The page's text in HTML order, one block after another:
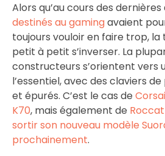
Alors qu’au cours des dernières
destinés au gamingavaient
toujours vouloir en faire trop,
petit à petit s’inverser. La
constructeurs s’orientent vers
l’essentiel, avec des claviers
et épurés. C’est le cas de
K70, mais également de
sortir son nouveau modèle
prochainement.